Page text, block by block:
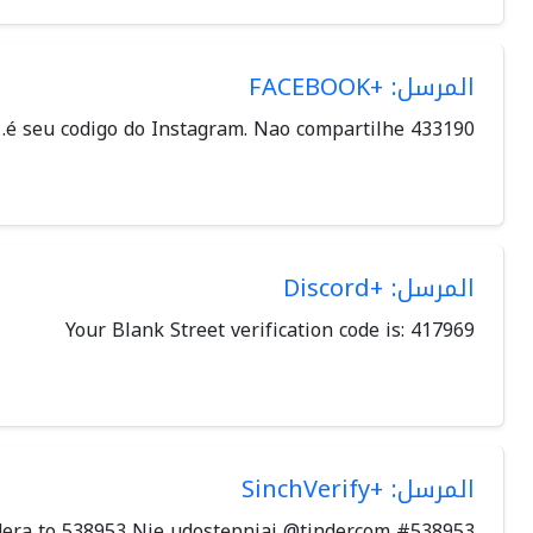
المرسل: +FACEBOOK
433190 é seu codigo do Instagram. Nao compartilhe.
المرسل: +Discord
Your Blank Street verification code is: 417969
المرسل: +SinchVerify